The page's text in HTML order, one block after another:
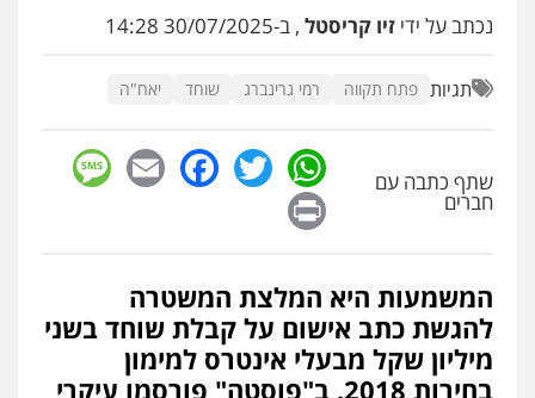
משפט פלילי פשיעה חמורה פלילי
מעצרים וחקירות
0543986802
פלילי משפחה כלכלי צבאי
0507003001
נכתב על ידי זיו קריסטל , ב-30/07/2025 14:28
תגיות פתח תקווה רמי גרינברג שוחד יאח"ה
שתף כתבה עם
חברים
WhatsApp
Twitter
Facebook
Email
המשמעות היא המלצת המשטרה
להגשת כתב אישום על קבלת שוחד בשני
מיליון שקל מבעלי אינטרס למימון
בחירות 2018. ב"פוסטה" פורסמו עיקרי